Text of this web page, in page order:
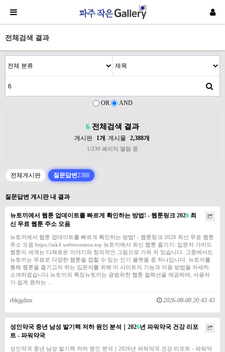
전체검색 결과
OR AND
6 전체검색 결과
게시판 1개 게시물 2,388개
1/239 페이지 열람 중
전체게시판 질문답변2388
질문답변 게시판 내 결과
뉴토끼에서 웹툰 업데이트를 빠르게 확인하는 방법! - 웹툰링크 2026 최
신 무료 웹툰 주소 모음
뉴토끼에서 웹툰 업데이트를 빠르게 확인하는 방법! - 웹툰링크 2026 최신 무료 웹툰
주소 모음 https://mk4.webtoonmoa.top 뉴토끼에서 최신 웹툰 즐기기: 입문자 가이드
웹툰의 세계는 다채로운 이야기와 창의적인 그림으로 가득 차 있습니다. 그중에서도
뉴토끼는 무료로 다양한 웹툰을 접할 수 있는 인기 플랫폼 중 하나입니다. 뉴토끼를
통해 웹툰을 즐기고자 하는 입문자를 위해 이 사이트의 기능과 이용 방법을 자세히
소개하겠습니다.뉴토끼의 특징뉴토끼는 광범위한 웹툰 컬렉션을 제공하며, 사용자
가 쉽게 원하는 …
rbkjgdms 2026-08-08 20:43:43
성인약국 중년 남성 발기력 저하 원인 분석｜2026년 파워약국 건강 리포
트 - 파워약국
성인약국 중년 남성 발기력 저하 원인 분석｜2026년 파워약국 건강 리포트 - 파워약